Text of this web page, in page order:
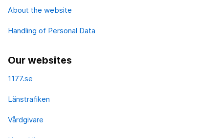
About the website
Handling of Personal Data
Our websites
1177.se
Länstrafiken
Vårdgivare